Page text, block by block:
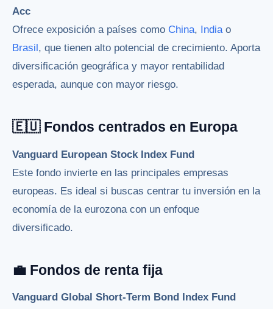
Acc
Ofrece exposición a países como China, Indiao
Brasil, que tienen alto potencial de crecimiento. Aporta
diversificación geográfica y mayor rentabilidad
esperada, aunque con mayor riesgo.
🇪🇺 Fondos centrados en Europa
Vanguard European Stock Index Fund
Este fondo invierte en las principales empresas
europeas. Es ideal si buscas centrar tu inversión en la
economía de la eurozona con un enfoque
diversificado.
💼 Fondos de renta fija
Vanguard Global Short-Term Bond Index Fund